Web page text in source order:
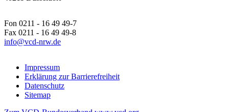
Fon 0211 - 16 49 49-7
Fax 0211 - 16 49 49-8
info@vcd-nrw.de
Impressum
Erklärung zur Barrierefreiheit
Datenschutz
Sitemap